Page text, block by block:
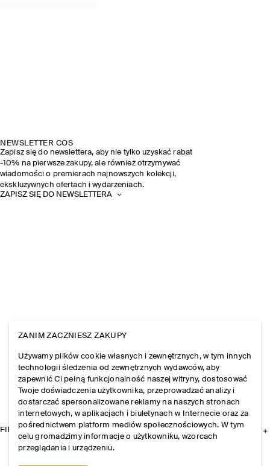
NEWSLETTER COS
Zapisz się do newslettera, aby nie tylko uzyskać rabat
-10% na pierwsze zakupy, ale również otrzymywać
wiadomości o premierach najnowszych kolekcji,
ekskluzywnych ofertach i wydarzeniach.
ZAPISZ SIĘ DO NEWSLETTERA
FIRMA
ZANIM ZACZNIESZ ZAKUPY
Używamy plików cookie własnych i zewnętrznych, w tym innych
technologii śledzenia od zewnętrznych wydawców, aby
zapewnić Ci pełną funkcjonalność naszej witryny, dostosować
Twoje doświadczenia użytkownika, przeprowadzać analizy i
dostarczać spersonalizowane reklamy na naszych stronach
internetowych, w aplikacjach i biuletynach w Internecie oraz za
pośrednictwem platform mediów społecznościowych. W tym
celu gromadzimy informacje o użytkowniku, wzorcach
przeglądania i urządzeniu.